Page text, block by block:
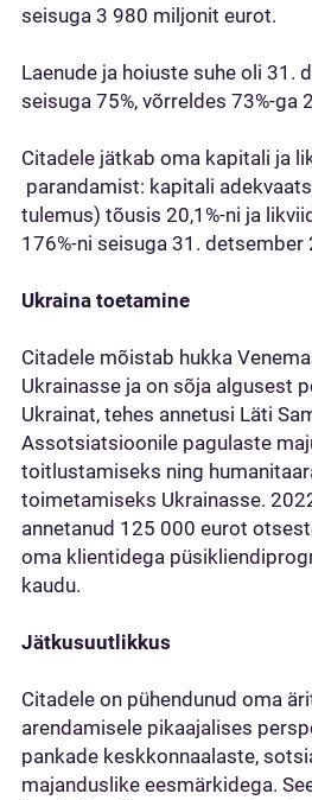
seisuga 3 980 miljonit eurot.
Laenude ja hoiuste suhe oli 31.
seisuga 75%, võrreldes 73%-ga
Citadele jätkab oma kapitali ja
parandamist: kapitali
tulemus) tõusis 20,1%-ni ja
176%-ni seisuga 31. detsember
Ukraina toetamine
Citadele mõistab hukka
Ukrainasse ja on sõja algusest
Ukrainat, tehes annetusi Läti
Assotsiatsioonile pagulaste
toitlustamiseks ning
toimetamiseks Ukrainasse.
annetanud 125 000 eurot
oma klientidega
kaudu.
Jätkusuutlikkus
Citadele on pühendunud oma
arendamisele pikaajalises
pankade keskkonnaalaste,
majanduslike eesmärkidega.